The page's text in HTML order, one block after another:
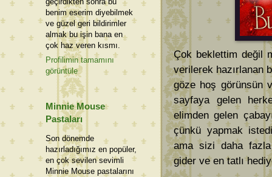
Çok beklettim değil
verilerek hazırlanan
göze hoş görünsün
sayfaya gelen
elimden gelen
çünkü yapmak
ama sizi daha fazla
gider ve en tatlı
benim eserim diyebilmek
ve güzel geri bildirimler
almak bu işin bana en
çok haz veren kısmı.
Profilimin tamamını
görüntüle
Minnie Mouse
Pastaları
Son dönemde
hazırladığımız en popüler,
en çok sevilen sevimli
Minnie Mouse pastalarını